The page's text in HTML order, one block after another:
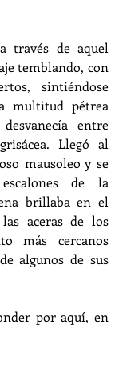
través de aquel
temblando, con
sintiéndose
multitud pétrea
entre
Llegó al
mausoleo y se
de la
brillaba en el
aceras de los
más cercanos
algunos de sus
por aquí, en